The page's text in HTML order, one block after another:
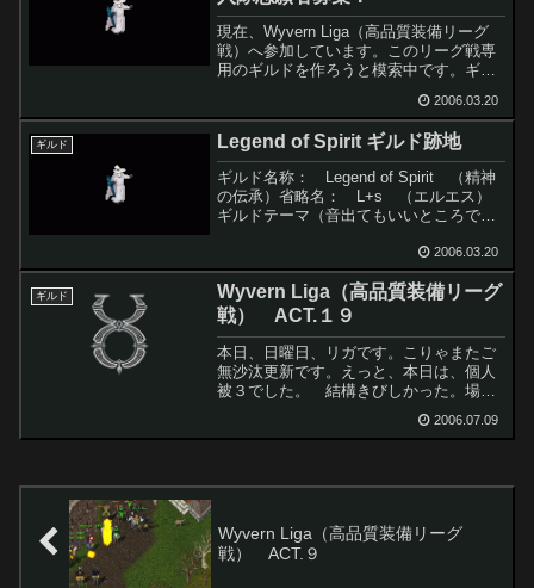
現在、Wyvern Liga（高品質装備リーグ
戦）へ参加しています。このリーグ戦専
用のギルドを作ろうと模索中です。ギル
承）省略名： L+s （エルエス）リー
グ戦への参加はギルド単位が基本...
2006.03.20
ギルド Legend of Spirit ギルド跡地
ギルド名称： Legend of Spirit （精神
の伝承）省略名： L+s （エルエス）
ギルドテーマ（音出てもいいところで
ンリガ) への参加を主活動としてきまし
たが２００６年８月末をもっ...
2006.03.20
ギルド
Wyvern Liga（高品質装備リーグ
戦） ACT.１９
本日、日曜日、リガです。こりゃまたご
無沙汰更新です。えっと、本日は、個人
被３でした。 結構きびしかった。場所
バー境界越えが冷や汗もんｗ境界を越え
2006.07.09
Wyvern Liga（高品質装備リーグ
戦） ACT.９